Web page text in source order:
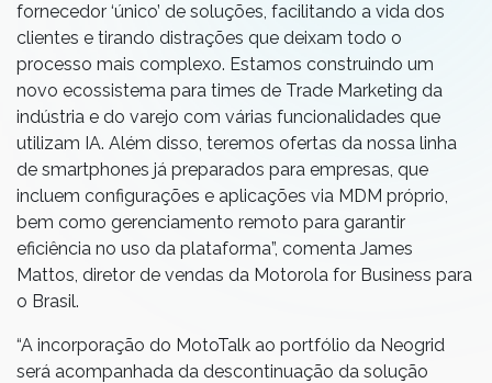
fornecedor ‘único’ de soluções, facilitando a vida dos
clientes e tirando distrações que deixam todo o
processo mais complexo. Estamos construindo um
novo ecossistema para times de Trade Marketing da
indústria e do varejo com várias funcionalidades que
utilizam IA. Além disso, teremos ofertas da nossa linha
de smartphones já preparados para empresas, que
incluem configurações e aplicações via MDM próprio,
bem como gerenciamento remoto para garantir
eficiência no uso da plataforma”, comenta James
Mattos, diretor de vendas da Motorola for Business para
o Brasil.
“A incorporação do MotoTalk ao portfólio da Neogrid
será acompanhada da descontinuação da solução